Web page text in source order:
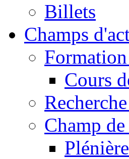
Billets
Champs
Cours
Champ